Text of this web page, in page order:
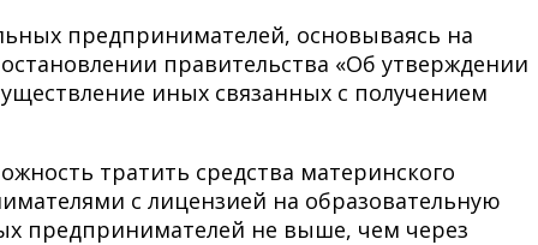
предпринимателей, основываясь на
правительства «Об утверждении
иных связанных с получением
тратить средства материнского
с лицензией на образовательную
предпринимателей не выше, чем через